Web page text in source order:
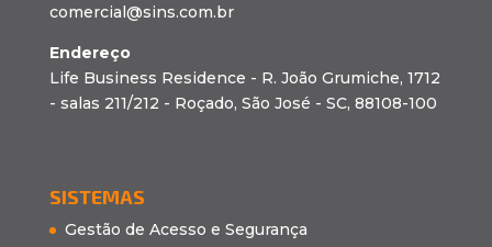
comercial@sins.com.br
Endereço
Life Business Residence - R. João Grumiche, 1712
- salas 211/212 - Roçado, São José - SC, 88108-100
SISTEMAS
Gestão de Acesso e Segurança